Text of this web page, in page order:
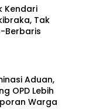
Kendari
Tak
Berbaris
Aduan,
OPD Lebih
Warga